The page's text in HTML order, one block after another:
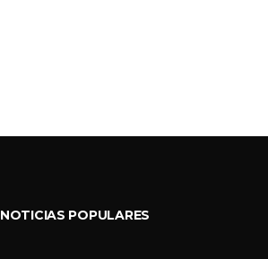
NOTICIAS POPULARES